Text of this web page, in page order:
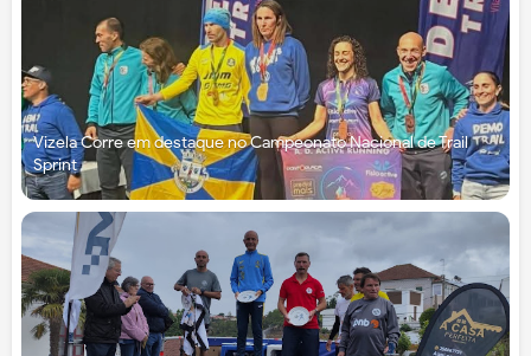
Vizela Corre em destaque no Campeonato Nacional de Trail
Sprint